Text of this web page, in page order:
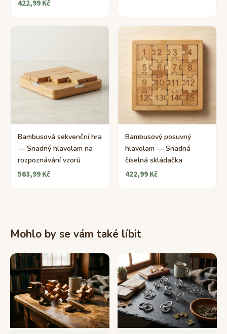
422,99 Kč
Bambusová sekvenční hra
— Snadný hlavolam na
rozpoznávání vzorů
563,99 Kč
Bambusový posuvný
hlavolam — Snadná
číselná skládačka
422,99 Kč
Mohlo by se vám také líbit